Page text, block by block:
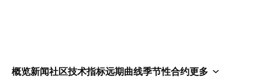
概览新闻社区技术指标远期曲线季节性合约更多